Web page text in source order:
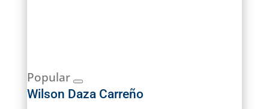
Popular
Wilson Daza Carreño